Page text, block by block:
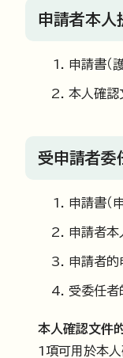
申請者本人
申請書（
本人確認
受申請者委
申請書（
申請者本
申請者的
受委任者
本人確認文件
1項可用於本人